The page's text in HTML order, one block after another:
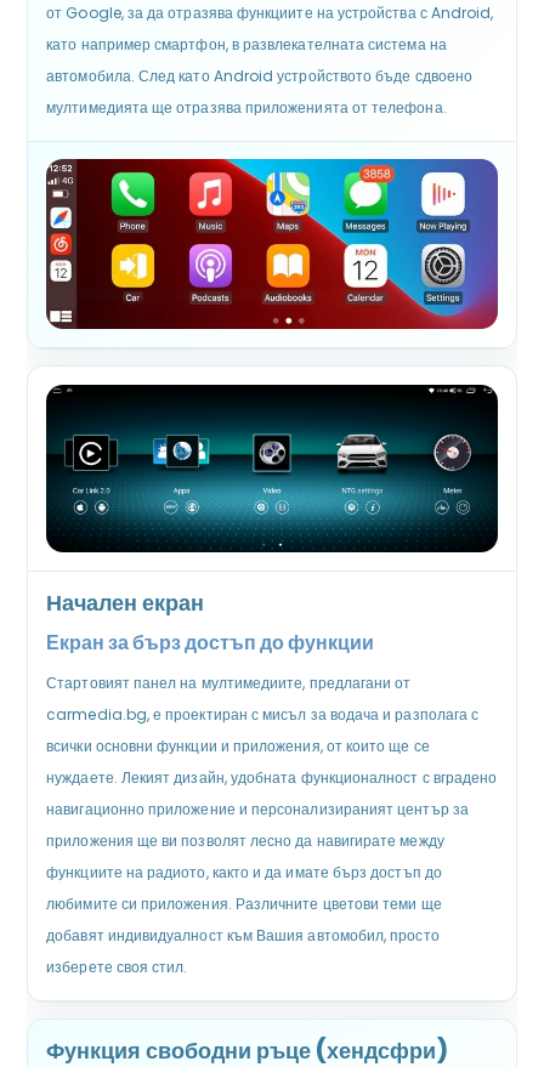
от Google, за да отразява функциите на устройства с Android,
като например смартфон, в развлекателната система на
автомобила. След като Android устройството бъде сдвоено
мултимедията ще отразява приложенията от телефона.
Начален екран
Екран за бърз достъп до функции
Стартовият панел на мултимедиите, предлагани от
carmedia.bg, е проектиран с мисъл за водача и разполага с
всички основни функции и приложения, от които ще се
нуждаете. Лекият дизайн, удобната функционалност с вградено
навигационно приложение и персонализираният център за
приложения ще ви позволят лесно да навигирате между
функциите на радиото, както и да имате бърз достъп до
любимите си приложения. Различните цветови теми ще
добавят индивидуалност към Вашия автомобил, просто
изберете своя стил.
Функция свободни ръце (хендсфри)